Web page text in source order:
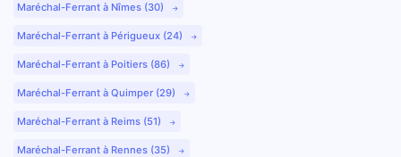
Maréchal-Ferrant à Nîmes (30)
Maréchal-Ferrant à Périgueux (24)
Maréchal-Ferrant à Poitiers (86)
Maréchal-Ferrant à Quimper (29)
Maréchal-Ferrant à Reims (51)
Maréchal-Ferrant à Rennes (35)